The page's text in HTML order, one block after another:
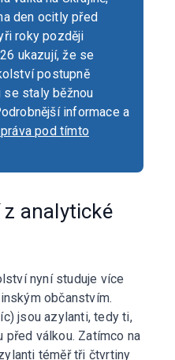
den ocitly před
roky později
ukazují, že se
postupně
se staly běžnou
informace a
pod tímto
analytické
nyní studuje více
občanstvím.
jsou azylanti, tedy ti,
před válkou. Zatímco na
téměř tři čtvrtiny